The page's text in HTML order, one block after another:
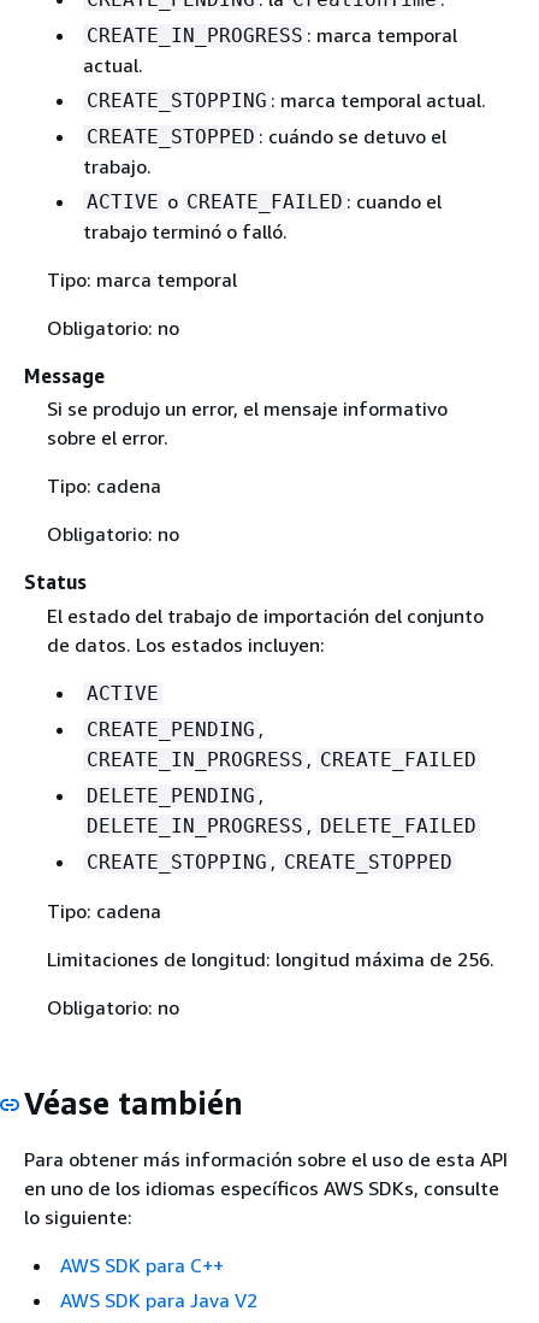
CREATE_IN_PROGRESS : marca temporal
actual.
CREATE_STOPPING : marca temporal actual.
CREATE_STOPPED : cuándo se detuvo el
trabajo.
ACTIVE o CREATE_FAILED : cuando el
trabajo terminó o falló.
Tipo: marca temporal
Obligatorio: no
Message
Si se produjo un error, el mensaje informativo
sobre el error.
Tipo: cadena
Obligatorio: no
Status
El estado del trabajo de importación del conjunto
de datos. Los estados incluyen:
ACTIVE
CREATE_PENDING ,
CREATE_IN_PROGRESS , CREATE_FAILED
DELETE_PENDING ,
DELETE_IN_PROGRESS , DELETE_FAILED
CREATE_STOPPING , CREATE_STOPPED
Tipo: cadena
Limitaciones de longitud: longitud máxima de 256.
Obligatorio: no
Véase también
Para obtener más información sobre el uso de esta API
en uno de los idiomas específicos AWS SDKs, consulte
lo siguiente:
AWS SDK para C++
AWS SDK para Java V2